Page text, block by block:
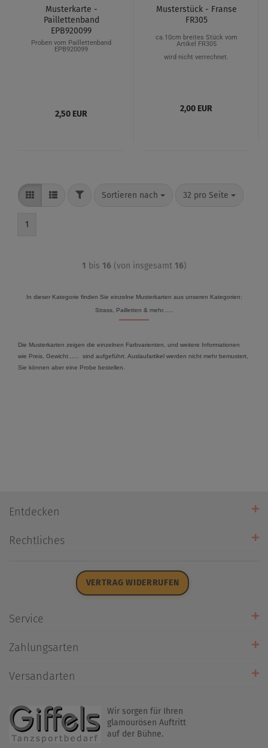
Musterkarte -
Paillettenband
EPB920099
Proben vom Paillettenband
EPB920099
2,50 EUR
Musterstück - Franse
FR305
ca.10cm breites Stück vom
Artikel FR305
wird nicht verrechnet.
2,00 EUR
Sortieren nach 32 pro Seite
1
1 bis 16(von insgesamt 16)
In dieser Kategorie finden Sie einzelne Musterkarten aus unseren Kategorien:
Strass, Pailletten & mehr......
Die Musterkarten zeigen die einzelnen Farbvarienten, und weitere Informationen
wie Preis, Gewicht...... sind aufgeführt. Auslaufartikel werden nicht mehr bemustert,
Sie können aber eine Probe bestellen.
Entdecken
Öffnungszeiten
Rechtliches
VERTRAG WIDERRUFEN
Service
Rückrufservice
Umtausch/Rücksendung
Zahlungsarten
Versandarten
Wir sorgen für Ihren
glamourösen Auftritt
auf der Bühne.